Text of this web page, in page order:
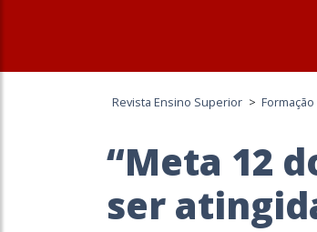
Revista Ensino Superior > Formação
“Meta 12
ser